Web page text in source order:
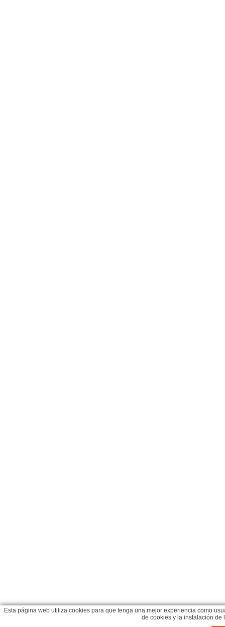
Esta página web utiliza cookies para que tenga una mejor experiencia como
de cookies y la instalación